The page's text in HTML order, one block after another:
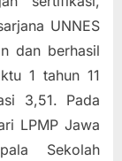
UNNES
dan berhasil
1 tahun 11
3,51. Pada
LPMP Jawa
Sekolah